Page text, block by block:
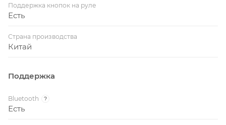
Поддержка кнопок на руле
Есть
Страна производства
Китай
Поддержка
Bluetooth ?
Есть